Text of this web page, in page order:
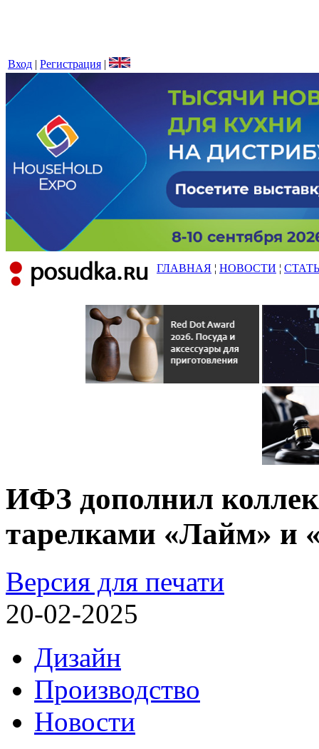
Вход | Регистрация |
ГЛАВНАЯ ¦ НОВОСТИ ¦
ИФЗ дополнил
тарелками «Лайм» и
Версия для печати
20-02-2025
Дизайн
Производство
Новости